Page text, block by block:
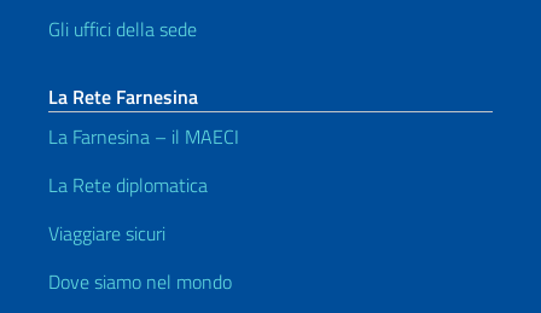
Gli uffici della sede
La Rete Farnesina
La Farnesina – il MAECI
La Rete diplomatica
Viaggiare sicuri
Dove siamo nel mondo